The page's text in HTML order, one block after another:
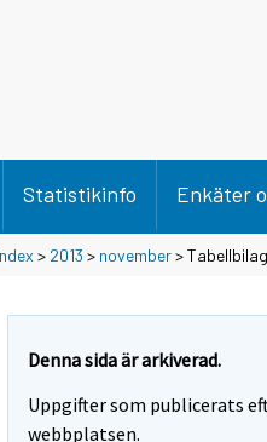
Statistikinfo Enkäter
> 2013 > november>
Denna sida är arkiverad.
Uppgifter som publicerats
webbplatsen.